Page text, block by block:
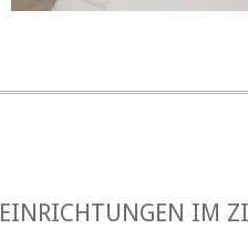
EINRICHTUNGEN IM